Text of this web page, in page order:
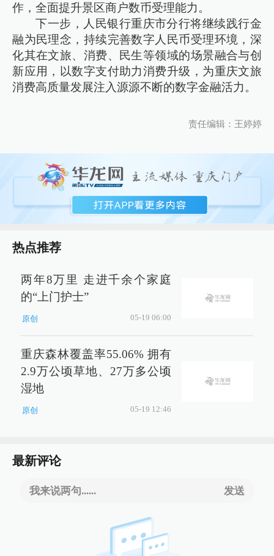
作，全面提升景区商户数币受理能力。
下一步，人民银行重庆市分行将继续践行金
融为民理念，持续完善数字人民币受理环境，深
化其在文旅、消费、民生等领域的场景融合与创
新应用，以数字支付助力消费升级，为重庆文旅
消费高质量发展注入源源不断的数字金融活力。
责任编辑：王婷婷
热点推荐
两年8万里 走进千余个家庭
的“上门护士”
原创 05-19 06:00
重庆森林覆盖率55.06% 拥有
2.9万公顷草地、27万多公顷
湿地
原创 05-19 12:46
最新评论
我来说两句...... 发送